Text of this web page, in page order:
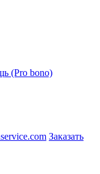
(Pro bono)
Заказать